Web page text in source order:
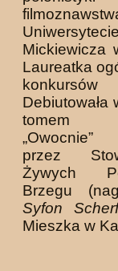
Mickie­wicza
Laureatka
konkursów
Debiutowała
tomem
przez
Żywych
Brzegu
Syfon
Mieszka w